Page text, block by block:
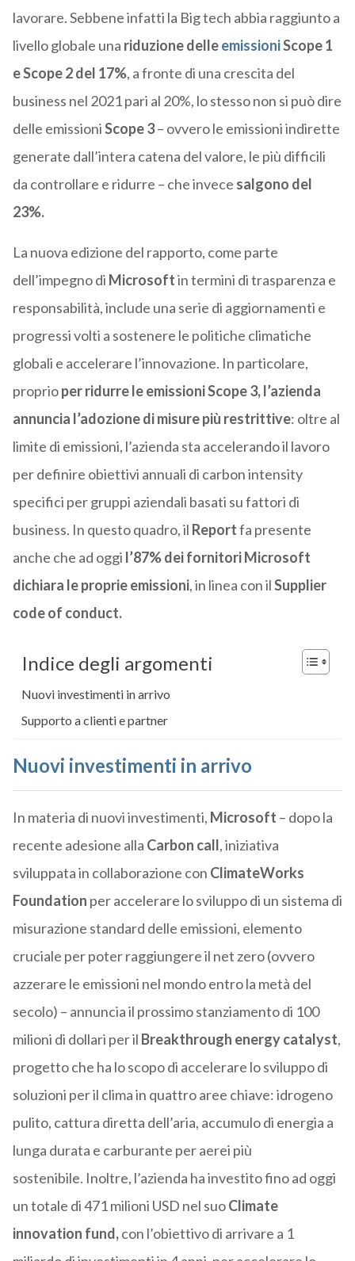
lavorare. Sebbene infatti la Big tech abbia raggiunto a
livello globale una riduzione delleemissioniScope 1
e Scope 2 del 17%, a fronte di una crescita del
business nel 2021 pari al 20%, lo stesso non si può dire
delle emissioniScope3– ovvero le emissioni indirette
generate dall’intera catena del valore, le più difficili
da controllare e ridurre – che invece salgono del
23%.
La nuova edizione del rapporto, come parte
dell’impegno di Microsoftin termini di trasparenza e
responsabilità, include una serie di aggiornamenti e
progressi volti a sostenere le politiche climatiche
globali e accelerare l’innovazione. In particolare,
proprioper ridurre le emissioni Scope 3, l’azienda
annuncia l’adozione di misure più restrittive: oltre al
limite di emissioni, l’azienda sta accelerando il lavoro
per definire obiettivi annuali di carbon intensity
specifici per gruppi aziendali basati su fattori di
business. In questo quadro, il Reportfa presente
anche che ad oggi l’87% dei fornitori Microsoft
dichiara le proprie emissioni, in linea con ilSupplier
code of conduct.
Indice degli argomenti
Nuovi investimenti in arrivo
Supporto a clienti e partner
Nuovi investimenti in arrivo
In materia di nuovi investimenti, Microsoft – dopo la
recente adesione alla Carbon call, iniziativa
sviluppata in collaborazione con ClimateWorks
Foundation per accelerare lo sviluppo di un sistema di
misurazione standard delle emissioni, elemento
cruciale per poter raggiungere il net zero (ovvero
azzerare le emissioni nel mondo entro la metà del
secolo) – annuncia il prossimo stanziamento di 100
milioni di dollari per il Breakthrough energy catalyst,
progetto che ha lo scopo di accelerare lo sviluppo di
soluzioni per il clima in quattro aree chiave: idrogeno
pulito, cattura diretta dell’aria, accumulo di energia a
lunga durata e carburante per aerei più
sostenibile. Inoltre, l’azienda ha investito fino ad oggi
un totale di 471 milioni USD nel suoClimate
innovation fund,con l’obiettivo di arrivare a 1